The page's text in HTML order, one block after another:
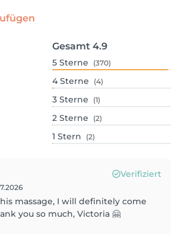
Gesamt 4.9
5 Sterne (370)
4 Sterne (4)
3 Sterne (1)
2 Sterne (2)
1 Stern (2)
Verifiziert
massage, I will definitely come
you so much, Victoria 🤗